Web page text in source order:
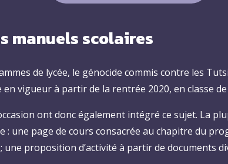
manuels scolaires
de lycée, le génocide commis contre les
vigueur à partir de la rentrée 2020, en classe
ont donc également intégré ce sujet. La
une page de cours consacrée au chapitre du
proposition d’activité à partir de documents